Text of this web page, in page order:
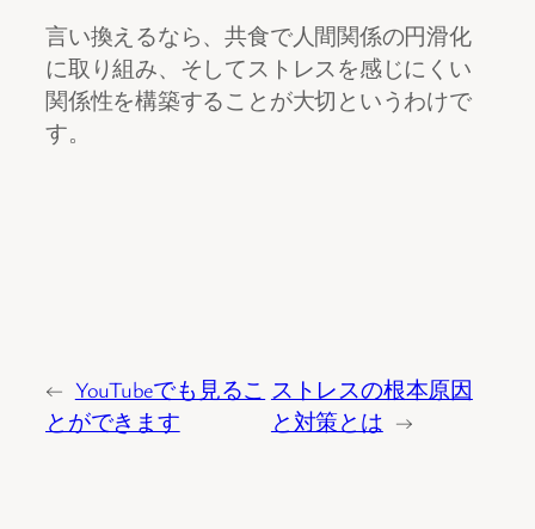
言い換えるなら、共食で人間関係の円滑化
に取り組み、そしてストレスを感じにくい
関係性を構築することが大切というわけで
す。
← YouTubeでも見るこ
とができます
ストレスの根本原因
と対策とは →